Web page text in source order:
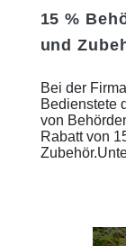
15 %
und
Bei der
Bedienstete
von
Rabatt von